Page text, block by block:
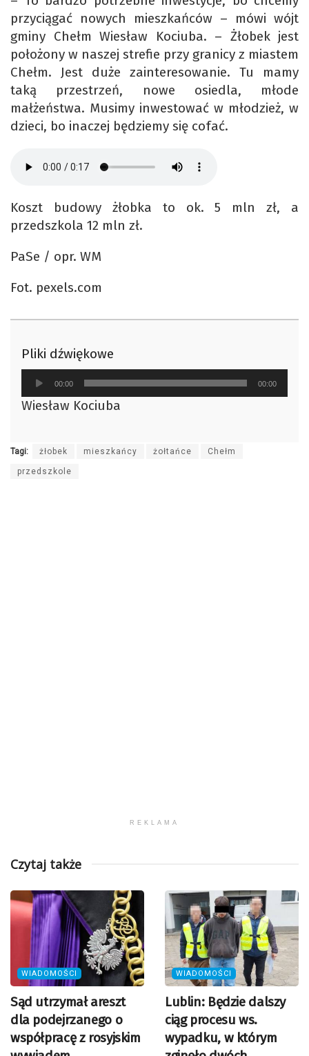
przyciągać nowych mieszkańców – mówi wójt
gminy Chełm Wiesław Kociuba. – Żłobek jest
położony w naszej strefie przy granicy z miastem
Chełm. Jest duże zainteresowanie. Tu mamy
taką przestrzeń, nowe osiedla, młode
małżeństwa. Musimy inwestować w młodzież, w
dzieci, bo inaczej będziemy się cofać.
Koszt budowy żłobka to ok. 5 mln zł, a
przedszkola 12 mln zł.
PaSe / opr. WM
Fot. pexels.com
Pliki dźwiękowe
Odtwarzacz
plików
dźwiękowych
00:00 00:00
Wiesław Kociuba
Tagi: żłobek mieszkańcy żołtańce Chełm
przedszkole
REKLAMA
Czytaj także
WIADOMOŚCI
Sąd utrzymał areszt
dla podejrzanego o
współpracę z rosyjskim
WIADOMOŚCI
Lublin: Będzie dalszy
ciąg procesu ws.
wypadku, w którym